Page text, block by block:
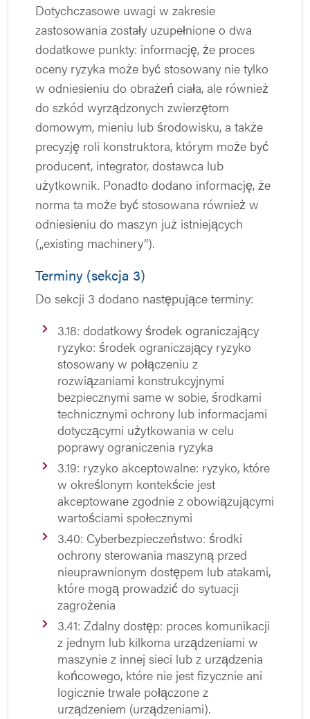
Dotychczasowe uwagi w zakresie
zastosowania zostały uzupełnione o dwa
dodatkowe punkty: informację, że proces
oceny ryzyka może być stosowany nie tylko
w odniesieniu do obrażeń ciała, ale również
do szkód wyrządzonych zwierzętom
domowym, mieniu lub środowisku, a także
precyzję roli konstruktora, którym może być
producent, integrator, dostawca lub
użytkownik. Ponadto dodano informację, że
norma ta może być stosowana również w
odniesieniu do maszyn już istniejących
(„existing machinery”).
Terminy (sekcja 3)
Do sekcji 3 dodano następujące terminy:
3.18: dodatkowy środek ograniczający
ryzyko: środek ograniczający ryzyko
stosowany w połączeniu z
rozwiązaniami konstrukcyjnymi
bezpiecznymi same w sobie, środkami
technicznymi ochrony lub informacjami
dotyczącymi użytkowania w celu
poprawy ograniczenia ryzyka
3.19: ryzyko akceptowalne: ryzyko, które
w określonym kontekście jest
akceptowane zgodnie z obowiązującymi
wartościami społecznymi
3.40: Cyberbezpieczeństwo: środki
ochrony sterowania maszyną przed
nieuprawnionym dostępem lub atakami,
które mogą prowadzić do sytuacji
zagrożenia
3.41: Zdalny dostęp: proces komunikacji
z jednym lub kilkoma urządzeniami w
maszynie z innej sieci lub z urządzenia
końcowego, które nie jest fizycznie ani
logicznie trwale połączone z
urządzeniem (urządzeniami).